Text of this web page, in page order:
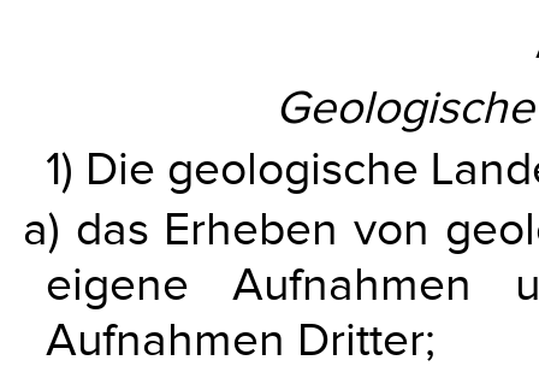
1) Die geologische
a) das Erheben von
eigene Aufnahmen
Aufnahmen Dritter;